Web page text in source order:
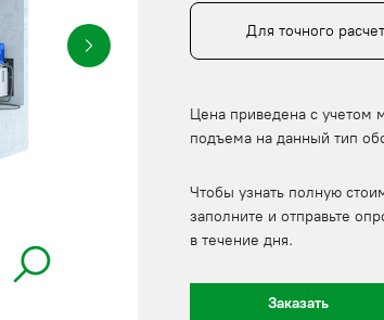
Для точного
Цена приведена с учетом
подъема на данный тип
Чтобы узнать полную
заполните и отправьте
в течение дня.
Заказать